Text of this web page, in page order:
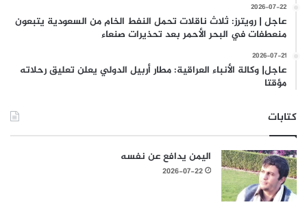
2026-07-22
عاجل | رويترز: ثلاث ناقلات تحمل النفط الخام من السعودية يتبعون
منعطفات في البحر الأحمر بعد تحذيرات صنعاء
2026-07-21
عاجل| وكالة الأنباء العراقية: مطار أربيل الدولي يعلن تعليق رحلاته
مؤقتا
كتابات
اليمن يدافع عن نفسه
2026-07-22